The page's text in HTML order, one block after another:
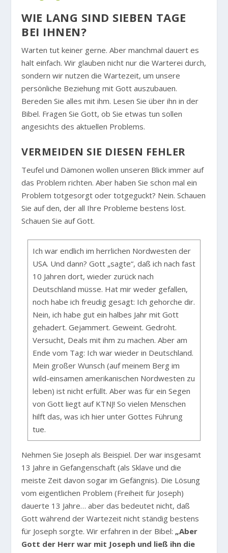
WIE LANG SIND SIEBEN TAGE
BEI IHNEN?
Warten tut keiner gerne. Aber manchmal dauert es
halt einfach. Wir glauben nicht nur die Warterei durch,
sondern wir nutzen die Wartezeit, um unsere
persönliche Beziehung mit Gott auszubauen.
Bereden Sie alles mit ihm. Lesen Sie über ihn in der
Bibel. Fragen Sie Gott, ob Sie etwas tun sollen
angesichts des aktuellen Problems.
VERMEIDEN SIE DIESEN FEHLER
Teufel und Dämonen wollen unseren Blick immer auf
das Problem richten. Aber haben Sie schon mal ein
Problem totgesorgt oder totgeguckt? Nein. Schauen
Sie auf den, der all Ihre Probleme bestens löst.
Schauen Sie auf Gott.
Ich war endlich im herrlichen Nordwesten der
USA. Und dann? Gott „sagte“, daß ich nach fast
10 Jahren dort, wieder zurück nach
Deutschland müsse. Hat mir weder gefallen,
noch habe ich freudig gesagt: Ich gehorche dir.
Nein, ich habe gut ein halbes Jahr mit Gott
gehadert. Gejammert. Geweint. Gedroht.
Versucht, Deals mit ihm zu machen. Aber am
Ende vom Tag: Ich war wieder in Deutschland.
Mein großer Wunsch (auf meinem Berg im
wild-einsamen amerikanischen Nordwesten zu
leben) ist nicht erfüllt. Aber was für ein Segen
von Gott liegt auf KTNJ! So vielen Menschen
hilft das, was ich hier unter Gottes Führung
tue.
Nehmen Sie Joseph als Beispiel. Der war insgesamt
13 Jahre in Gefangenschaft (als Sklave und die
meiste Zeit davon sogar im Gefängnis). Die Lösung
vom eigentlichen Problem (Freiheit für Joseph)
dauerte 13 Jahre… aber das bedeutet nicht, daß
Gott während der Wartezeit nicht ständig bestens
für Joseph sorgte. Wir erfahren in der Bibel: „Aber
Gott der Herr war mit Joseph und ließ ihn die